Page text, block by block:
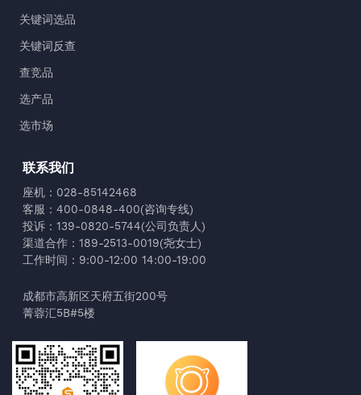
关键词选品
关键词反查
查竞品
选产品
选市场
联系我们
座机：028-85142468
客服：400-0848-400(咨询专线)
投诉：139-0820-5744(公司负责人)
渠道合作：189-2513-0019(尧女士)
工作时间：9:00-12:00 14:00-19:00
成都市高新区天府五街200号
菁蓉汇5B#5楼